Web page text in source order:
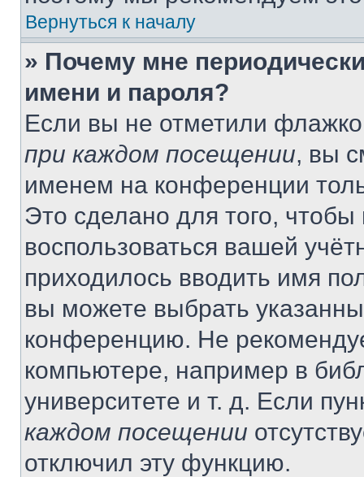
Вернуться к началу
» Почему мне
имени и пароля?
Если вы не отметили
при каждом посещении, вы
именем на конференции
Это сделано для того, чтобы
воспользоваться вашей
приходилось вводить имя
вы можете выбрать
конференцию. Не
компьютере, например в
университете и т. д. Если
каждом посещении
отключил эту функцию.